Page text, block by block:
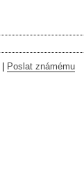
Poslat známému